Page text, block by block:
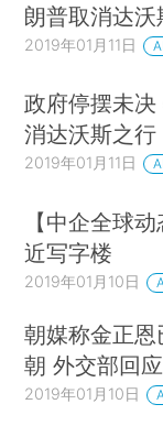
朗普取消达沃
2019年01月11日
政府停摆未
消达沃斯之行
2019年01月11日
【中企全球
近写字楼
2019年01月10日
朝媒称金正
朝 外交部回应
2019年01月10日